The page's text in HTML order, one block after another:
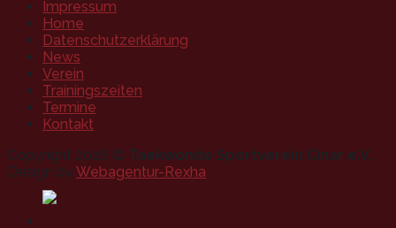
Impressum
Home
Datenschutzerklärung
News
Verein
Trainingszeiten
Termine
Kontakt
Copyright 2026 © Taekwondo Sportverein Cinar e.V.
Design byWebagentur-Rexha